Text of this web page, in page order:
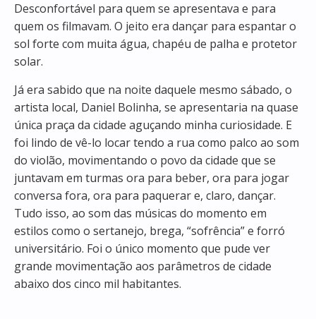
Desconfortável para quem se apresentava e para
quem os filmavam. O jeito era dançar para espantar o
sol forte com muita água, chapéu de palha e protetor
solar.
Já era sabido que na noite daquele mesmo sábado, o
artista local, Daniel Bolinha, se apresentaria na quase
única praça da cidade aguçando minha curiosidade. E
foi lindo de vê-lo locar tendo a rua como palco ao som
do violão, movimentando o povo da cidade que se
juntavam em turmas ora para beber, ora para jogar
conversa fora, ora para paquerar e, claro, dançar.
Tudo isso, ao som das músicas do momento em
estilos como o sertanejo, brega, “sofrência” e forró
universitário. Foi o único momento que pude ver
grande movimentação aos parâmetros de cidade
abaixo dos cinco mil habitantes.